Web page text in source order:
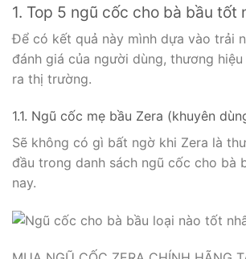
1. Top 5 ngũ cốc cho bà bầu tốt
Để có kết quả này mình dựa vào trải
đánh giá của người dùng, thương
ra thị trường.
1.1. Ngũ cốc mẹ bầu Zera (khuyên
Sẽ không có gì bất ngờ khi Zera là
đầu trong danh sách ngũ cốc cho bà
nay.